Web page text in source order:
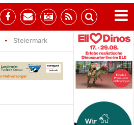
Steiermark